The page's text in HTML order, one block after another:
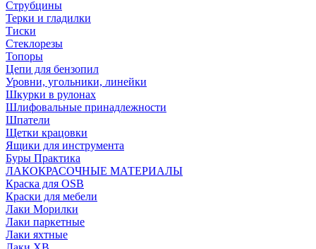
Струбцины
Терки и гладилки
Тиски
Стеклорезы
Топоры
Цепи для бензопил
Уровни, угольники, линейки
Шкурки в рулонах
Шлифовальные принадлежности
Шпатели
Щетки крацовки
Ящики для инструмента
Буры Практика
ЛАКОКРАСОЧНЫЕ МАТЕРИАЛЫ
Краска для OSB
Краски для мебели
Лаки Морилки
Лаки паркетные
Лаки яхтные